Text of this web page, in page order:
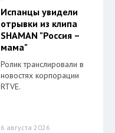
Испанцы увидели
отрывки из клипа
SHAMAN "Россия –
мама"
Ролик транслировали в
новостях корпорации
RTVE.
6 августа 2026